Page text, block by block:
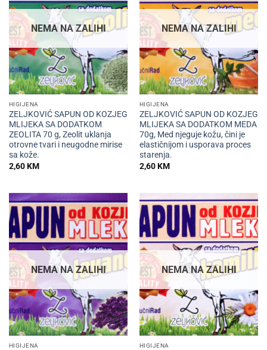
NEMA NA ZALIHI
HIGIJENA
ZELJKOVIĆ SAPUN OD KOZJEG
MLIJEKA SA DODATKOM
ZEOLITA 70 g, Zeolit uklanja
otrovne tvari i neugodne mirise
sa kože.
2,60KM
NEMA NA ZALIHI
HIGIJENA
ZELJKOVIĆ SAPUN OD KOZJEG
MLIJEKA SA DODATKOM MEDA
70g, Med njeguje kožu, čini je
elastičnijom i usporava proces
starenja.
2,60KM
NEMA NA ZALIHI
HIGIJENA
NEMA NA ZALIHI
HIGIJENA